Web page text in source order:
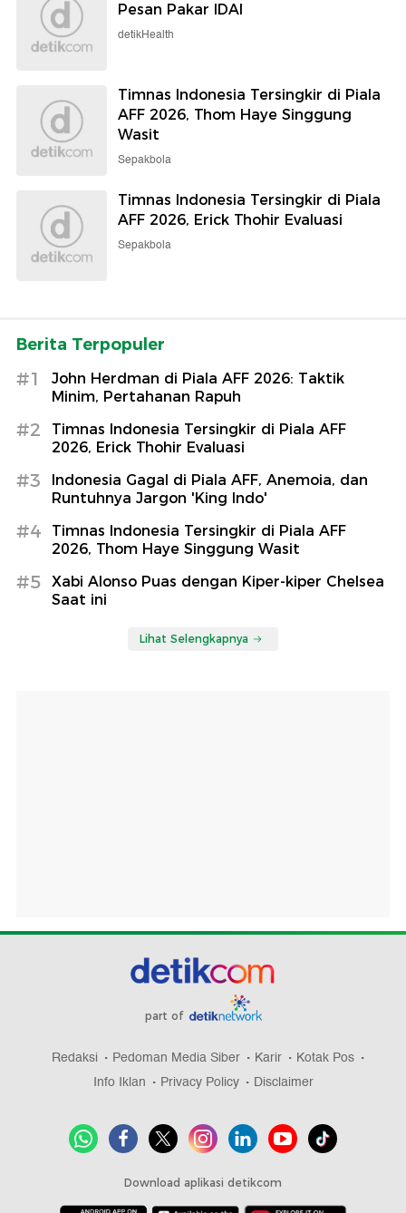
Pesan Pakar IDAI
detikHealth
Timnas Indonesia Tersingkir di Piala
AFF 2026, Thom Haye Singgung
Wasit
Sepakbola
Timnas Indonesia Tersingkir di Piala
AFF 2026, Erick Thohir Evaluasi
Sepakbola
Berita Terpopuler
#1
John Herdman di Piala AFF 2026: Taktik
Minim, Pertahanan Rapuh
#2
Timnas Indonesia Tersingkir di Piala AFF
2026, Erick Thohir Evaluasi
#3
Indonesia Gagal di Piala AFF, Anemoia, dan
Runtuhnya Jargon 'King Indo'
#4
Timnas Indonesia Tersingkir di Piala AFF
2026, Thom Haye Singgung Wasit
#5
Xabi Alonso Puas dengan Kiper-kiper Chelsea
Saat ini
Lihat Selengkapnya
part of
Redaksi Pedoman Media Siber Karir
Kotak Pos
Info Iklan
Privacy Policy Disclaimer
Download aplikasi detikcom